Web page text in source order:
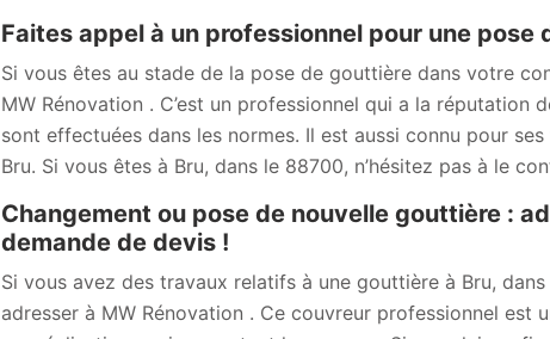
Faites appel à un professionnel pour une pose
Si vous êtes au stade de la pose de gouttière dans votre
MW Rénovation . C’est un professionnel qui a la
sont effectuées dans les normes. Il est aussi connu pour
Bru. Si vous êtes à Bru, dans le 88700, n’hésitez pas à le
Changement ou pose de nouvelle gouttière :
demande de devis !
Si vous avez des travaux relatifs à une gouttière à Bru,
adresser à MW Rénovation . Ce couvreur professionnel est